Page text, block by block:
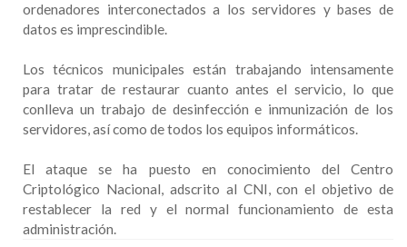
ordenadores interconectados a los servidores y bases de
datos es imprescindible.
Los técnicos municipales están trabajando intensamente
para tratar de restaurar cuanto antes el servicio, lo que
conlleva un trabajo de desinfección e inmunización de los
servidores, así como de todos los equipos informáticos.
El ataque se ha puesto en conocimiento del Centro
Criptológico Nacional, adscrito al CNI, con el objetivo de
restablecer la red y el normal funcionamiento de esta
administración.